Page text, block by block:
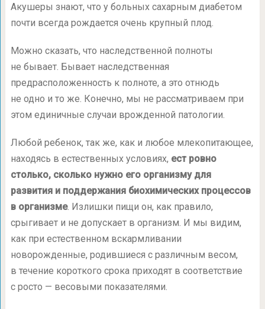
Акушеры знают, что у больных сахарным диабетом
почти всегда рождается очень крупный плод.
Можно сказать, что наследственной полноты
не бывает. Бывает наследственная
предрасположенность к полноте, а это отнюдь
не одно и то же. Конечно, мы не рассматриваем при
этом единичные случаи врожденной патологии.
Любой ребенок, так же, как и любое млекопитающее,
находясь в естественных условиях, ест ровно
столько, сколько нужно его организму для
развития и поддержания биохимических процессов
в организме. Излишки пищи он, как правило,
срыгивает и не допускает в организм. И мы видим,
как при естественном вскармливании
новорожденные, родившиеся с различным весом,
в течение короткого срока приходят в соответствие
с росто — весовыми показателями.